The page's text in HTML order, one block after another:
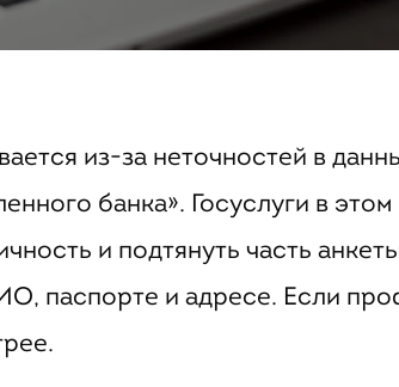
из-за неточностей в
банка». Госуслуги в
и подтянуть часть
паспорте и адресе. Если